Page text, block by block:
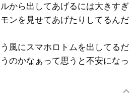
から出してあげるには大きすぎ
ンを見せてあげたりしてるんだ
風にスマホロトムを出してるだ
のかなぁって思うと不安になっ